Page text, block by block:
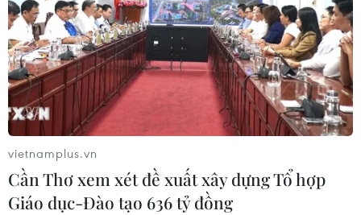
vietnamplus.vn
Cần Thơ xem xét đề xuất xây dựng Tổ hợp
Giáo dục-Đào tạo 636 tỷ đồng